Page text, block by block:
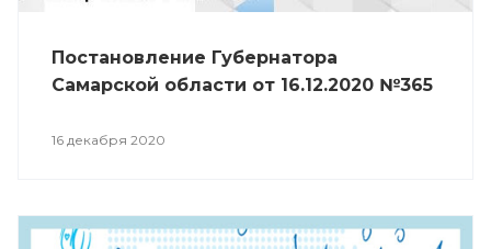
Постановление Губернатора
Самарской области от 16.12.2020 №365
16 декабря 2020